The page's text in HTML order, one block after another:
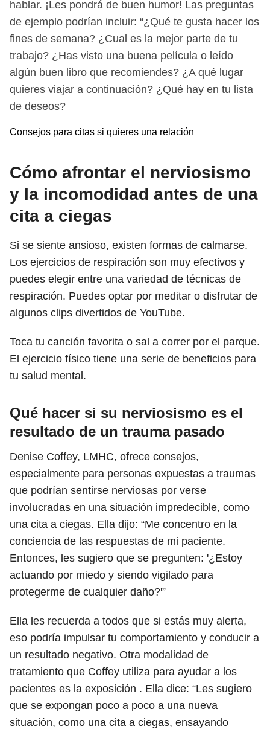
hablar. ¡Les pondrá de buen humor! Las preguntas
de ejemplo podrían incluir: “¿Qué te gusta hacer los
fines de semana? ¿Cual es la mejor parte de tu
trabajo? ¿Has visto una buena película o leído
algún buen libro que recomiendes? ¿A qué lugar
quieres viajar a continuación? ¿Qué hay en tu lista
de deseos?
Consejos para citas si quieres una relación
Cómo afrontar el nerviosismo
y la incomodidad antes de una
cita a ciegas
Si se siente ansioso, existen formas de calmarse.
Los ejercicios de respiración son muy efectivos y
puedes elegir entre una variedad de técnicas de
respiración. Puedes optar por meditar o disfrutar de
algunos clips divertidos de YouTube.
Toca tu canción favorita o sal a correr por el parque.
El ejercicio físico tiene una serie de beneficios para
tu salud mental.
Qué hacer si su nerviosismo es el
resultado de un trauma pasado
Denise Coffey, LMHC, ofrece consejos,
especialmente para personas expuestas a traumas
que podrían sentirse nerviosas por verse
involucradas en una situación impredecible, como
una cita a ciegas. Ella dijo: “Me concentro en la
conciencia de las respuestas de mi paciente.
Entonces, les sugiero que se pregunten: '¿Estoy
actuando por miedo y siendo vigilado para
protegerme de cualquier daño?'”
Ella les recuerda a todos que si estás muy alerta,
eso podría impulsar tu comportamiento y conducir a
un resultado negativo. Otra modalidad de
tratamiento que Coffey utiliza para ayudar a los
pacientes es la exposición . Ella dice: “Les sugiero
que se expongan poco a poco a una nueva
situación, como una cita a ciegas, ensayando